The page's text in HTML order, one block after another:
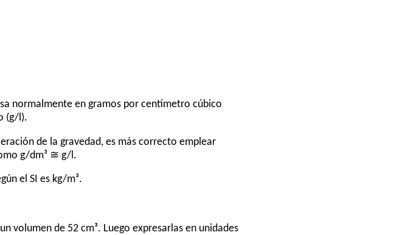
normalmente en gramos por centímetro cúbico
(g/l).
de la gravedad, es más correcto emplear
g/dm³ ≅ g/l.
el SI es kg/m³.
volumen de 52 cm³. Luego expresarlas en unidades